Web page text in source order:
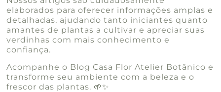
elaborados para oferecer informações amplas e
detalhadas, ajudando tanto iniciantes quanto
amantes de plantas a cultivar e apreciar suas
verdinhas com mais conhecimento e
confiança.
Acompanhe o Blog Casa Flor Atelier Botânico e
transforme seu ambiente com a beleza e o
frescor das plantas. 🌱✨